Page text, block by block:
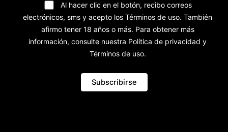
Al hacer clic en el botón, recibo correos
electrónicos, sms y acepto los Términos de uso. También
afirmo tener 18 años o más. Para obtener más
información, consulte nuestra Política de privacidad y
Términos de uso.